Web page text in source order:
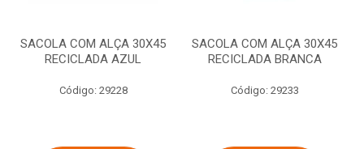
SACOLA COM ALÇA 30X45
RECICLADA AZUL
Código: 29228
SACOLA COM ALÇA 30X45
RECICLADA BRANCA
Código: 29233